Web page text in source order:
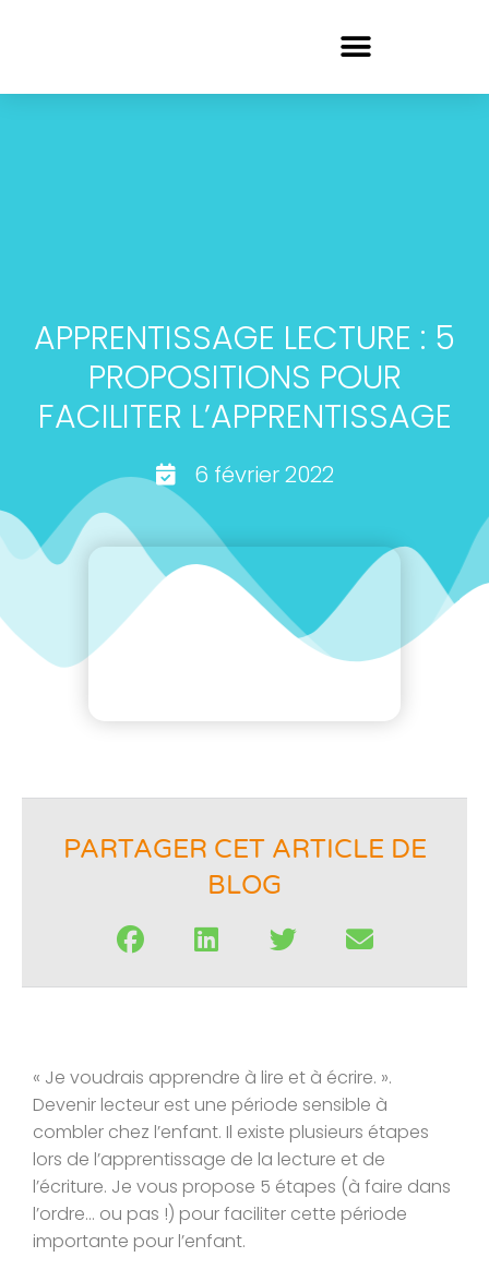
APPRENTISSAGE LECTURE : 5
PROPOSITIONS POUR
FACILITER L’APPRENTISSAGE
6 février 2022
PARTAGER CET ARTICLE DE
BLOG
« Je voudrais apprendre à lire et à écrire. ».
Devenir lecteur est une période sensible à
combler chez l’enfant. Il existe plusieurs étapes
lors de l’apprentissage de la lecture et de
l’écriture. Je vous propose 5 étapes (à faire dans
l’ordre… ou pas !) pour faciliter cette période
importante pour l’enfant.